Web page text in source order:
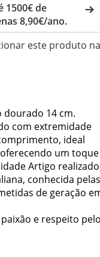
1500€ de
8,90€/ano.
este produto na
dourado 14 cm.
com extremidade
ideal
um toque
Artigo realizado
conhecida pelas
de geração
e respeito